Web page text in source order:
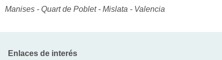
Manises - Quart de Poblet - Mislata - Valencia
Enlaces de interés